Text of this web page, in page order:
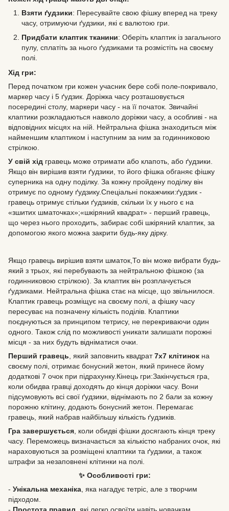
Взяти ґудзики: Пересувайте свою фішку вперед на треку
часу, отримуючи ґудзики, які є валютою гри.
Придбати клаптик тканини: Оберіть клаптик із загального
пулу, сплатіть за нього ґудзиками та розмістіть на своєму
полі.
Хід гри:
Перед початком гри кожен учасник бере собі поле-покривало,
маркер часу і 5 ґудзик. Доріжка часу розташовується
посередині столу, маркери часу - на її початок. Звичайні
клаптики розкладаються навколо доріжки часу, а особливі - на
відповідних місцях на ній. Нейтральна фішка знаходиться між
найменшим клаптиком і наступним за ним за годинниковою
стрілкою.
У свій хід гравець може отримати або клапоть, або ґудзики.
Якщо він вирішив взяти ґудзики, то його фішка обганяє фішку
суперника на одну поділку. За кожну пройдену поділку він
отримує по одному ґудзику.Спеціальні покажчики:ґудзик -
гравець отримує стільки ґудзиків, скільки їх у нього є на
«зшитих шматочках»;«шкіряний квадрат» - перший гравець,
що через нього проходить, забирає собі шкіряний клаптик, за
допомогою якого можна закрити будь-яку дірку.
Якщо гравець вирішив взяти шматок,То він може вибрати будь-
який з трьох, які перебувають за нейтральною фішкою (за
годинниковою стрілкою). За клаптик він розплачується
ґудзиками. Нейтральна фішка стає на місце, що звільнилося.
Клаптик гравець розміщує на своєму полі, а фішку часу
пересуває на позначену кількість поділів. Клаптики
поєднуються за принципом тетрису, не перекриваючи один
одного. Також слід по можливості уникати залишати порожні
місця - за них будуть відніматися очки.
Перший гравець , який заповнить квадрат7х7 клітинок на
своєму полі, отримає бонусний жетон, який принесе йому
додаткові 7 очок при підрахунку.Кінець гри:Закінчується гра,
коли обидва гравці доходять до кінця доріжки часу. Вони
підсумовують всі свої ґудзики, віднімають по 2 бали за кожну
порожню клітину, додають бонусний жетон. Перемагає
гравець, який набрав найбільшу кількість ґудзиків.
Гра завершується , коли обидві фішки досягають кінця треку
часу. Переможець визначається за кількістю набраних очок, які
нараховуються за розміщені клаптики та ґудзики, а також
штрафи за незаповнені клітинки на полі.
✨ Особливості гри:
- Унікальна механіка , яка нагадує тетріс, але з творчим
підходом.
- Простота правил , які легко освоїти навіть новачкам.